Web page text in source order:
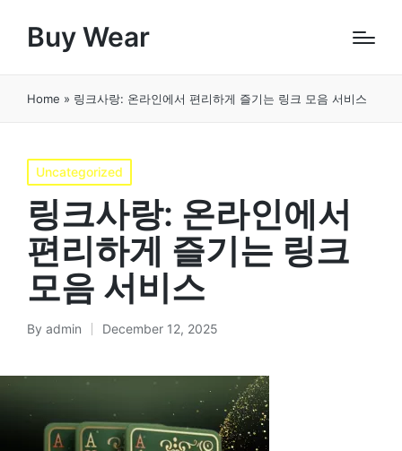
Buy Wear
Home » 링크사랑: 온라인에서 편리하게 즐기는 링크 모음 서비스
Posted
in
Uncategorized
링크사랑: 온라인에서
편리하게 즐기는 링크
모음 서비스
Posted
By admin December 12, 2025